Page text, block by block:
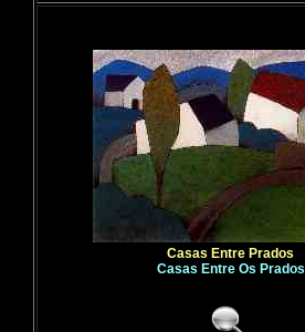
Casas Entre Prados
Casas Entre Os Prados